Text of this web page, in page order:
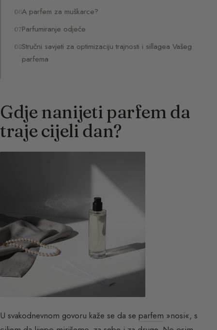
A parfem za muškarce?
Parfumiranje odjeće
Stručni savjeti za optimizaciju trajnosti i sillagea Vašeg
parfema
Gdje nanijeti parfem da
traje cijeli dan?
U svakodnevnom govoru kaže se da se parfem »nosi«, s